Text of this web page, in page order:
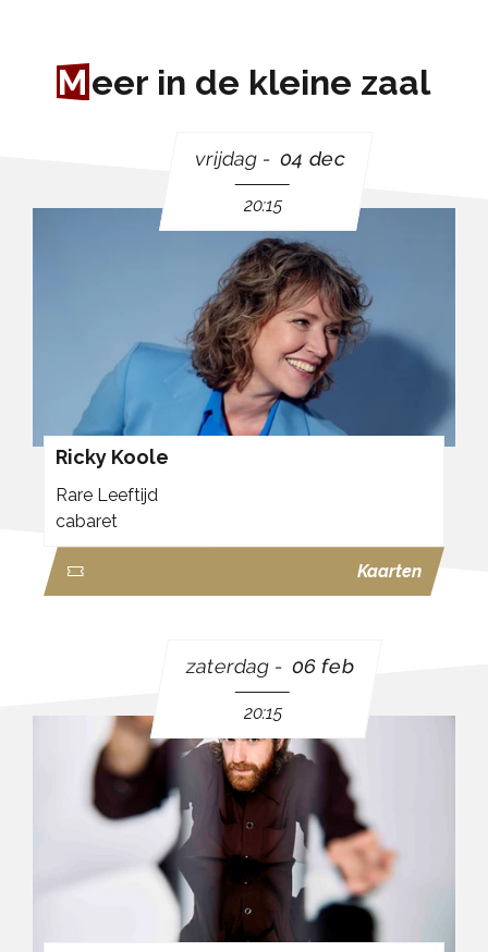
Meer in de kleine zaal
vrijdag 04 dec
20:15
Ricky Koole
Rare Leeftijd
cabaret
Kaarten
zaterdag 06 feb
20:15